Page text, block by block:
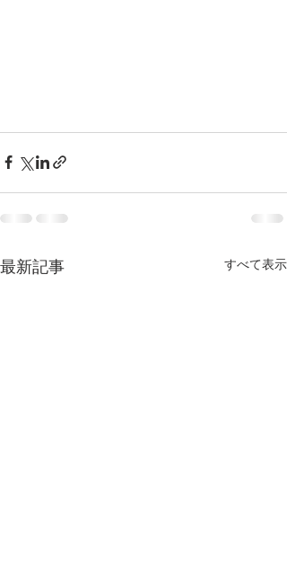
最新記事 すべて表示